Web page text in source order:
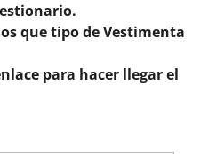
que tipo de Vestimenta
para hacer llegar el